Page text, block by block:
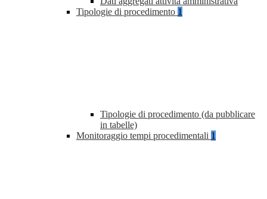
Tipologie di procedimento 1
Tipologie di procedimento (da pubblicare
in tabelle)
Monitoraggio tempi procedimentali 1